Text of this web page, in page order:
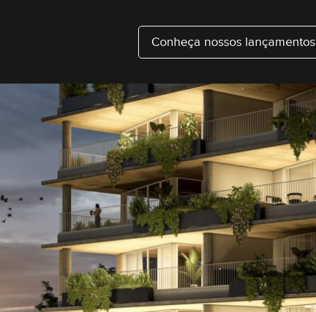
Conheça nossos lançamentos